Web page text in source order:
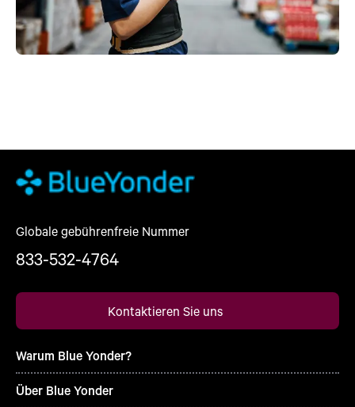
Globale gebührenfreie Nummer
833-532-4764
Kontaktieren Sie uns
Warum Blue Yonder?
Über Blue Yonder